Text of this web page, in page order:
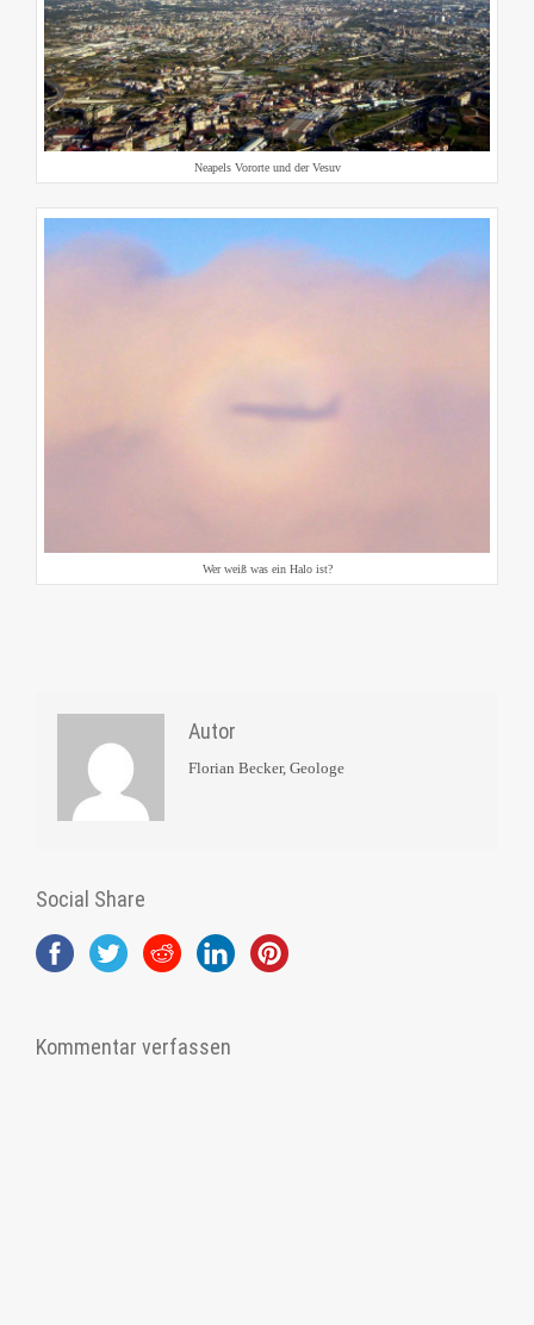
Neapels Vororte und der Vesuv
Wer weiß was ein Halo ist?
Autor
Florian Becker, Geologe
Social Share
Kommentar verfassen